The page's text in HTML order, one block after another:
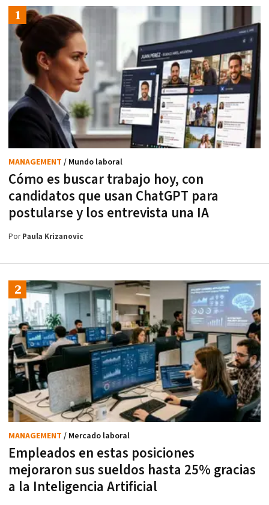
Cómo es buscar trabajo hoy, con
candidatos que usan ChatGPT para
postularse y los entrevista una IA
MANAGEMENT / Mundo laboral
PorPaula Krizanovic
Empleados en estas posiciones
mejoraron sus sueldos hasta 25% gracias
a la Inteligencia Artificial
MANAGEMENT / Mercado laboral